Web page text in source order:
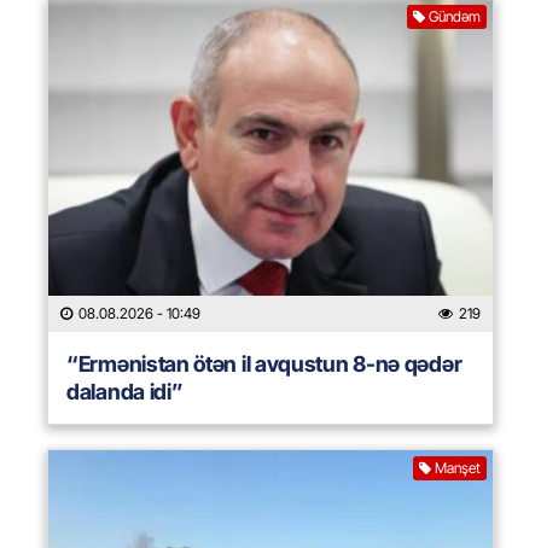
Gündəm
08.08.2026 - 10:49 219
“Ermənistan ötən il avqustun 8-nə qədər
dalanda idi”
Manşet